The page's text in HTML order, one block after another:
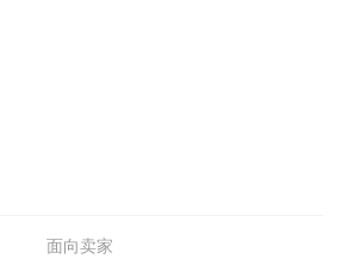
面向卖家